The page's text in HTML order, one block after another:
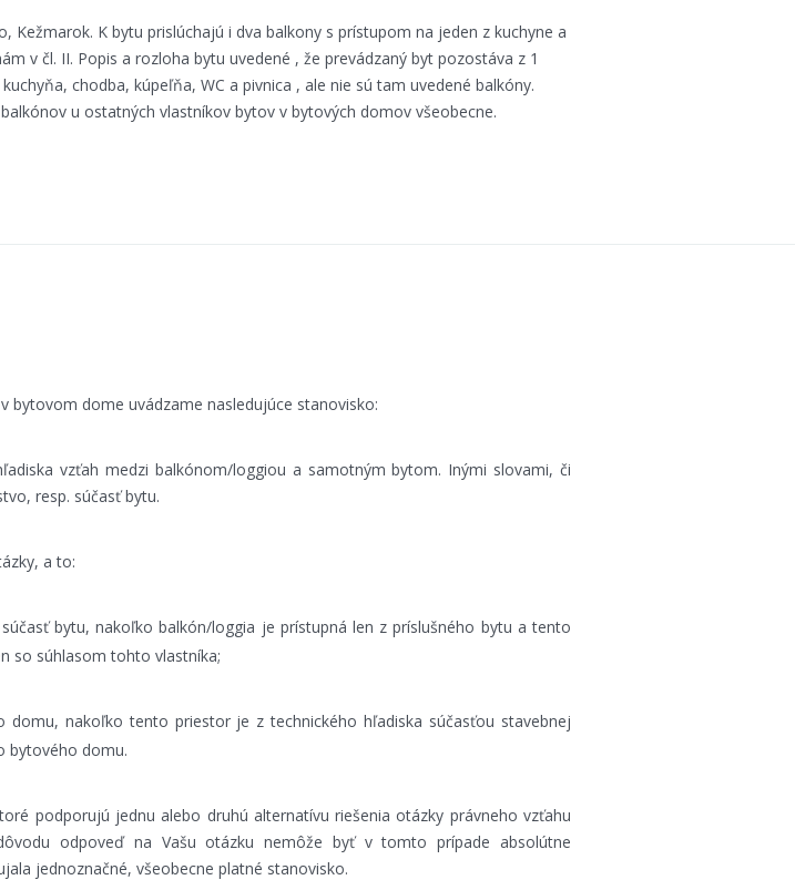
K bytu prislúchajú i dva balkony s prístupom na jeden z kuchyne a
v čl. II. Popis a rozloha bytu uvedené , že prevádzaný byt pozostáva z 1
chodba, kúpeľňa, WC a pivnica , ale nie sú tam uvedené balkóny.
u ostatných vlastníkov bytov v bytových domov všeobecne.
bytovom dome uvádzame nasledujúce stanovisko:
vzťah medzi balkónom/loggiou a samotným bytom. Inými slovami, či
resp. súčasť bytu.
a to:
bytu, nakoľko balkón/loggia je prístupná len z príslušného bytu a tento
so súhlasom tohto vlastníka;
nakoľko tento priestor je z technického hľadiska súčasťou stavebnej
bytového domu.
podporujú jednu alebo druhú alternatívu riešenia otázky právneho vzťahu
odpoveď na Vašu otázku nemôže byť v tomto prípade absolútne
jednoznačné, všeobecne platné stanovisko.